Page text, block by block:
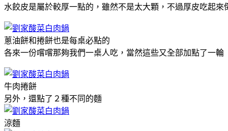
水餃皮是屬於較厚一點的，雖然不是太大顆，不過厚皮吃起來
蔥油餅和捲餅也是每桌必點的
各來一份嚐嚐那夠我們一桌人吃，當然這些又全部加點了一輪
牛肉捲餅
另外，還點了２種不同的麵
涼麵